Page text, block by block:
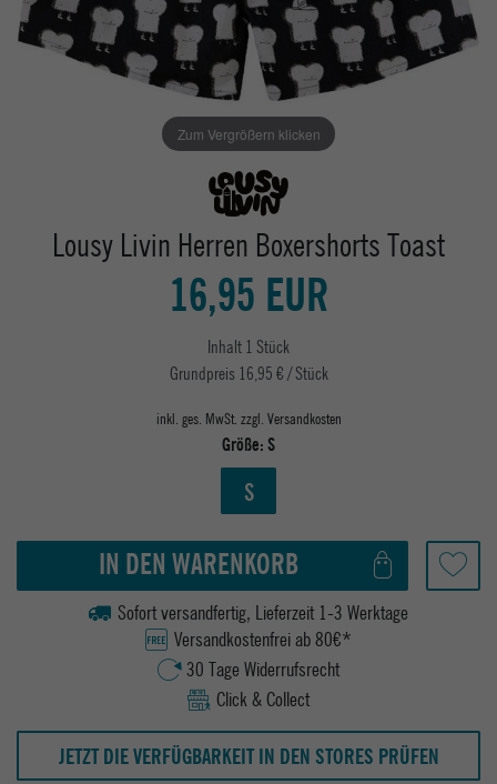
Zum Vergrößern klicken
Lousy Livin Herren Boxershorts Toast
16,95 EUR
Inhalt 1 Stück
Grundpreis 16,95 € / Stück
inkl. ges. MwSt. zzgl. Versandkosten
Größe:S
S
IN DEN WARENKORB
Sofort versandfertig, Lieferzeit 1-3 Werktage
Versandkostenfrei ab 80€*
30 Tage Widerrufsrecht
Click & Collect
JETZT DIE VERFÜGBARKEIT IN DEN STORES PRÜFEN